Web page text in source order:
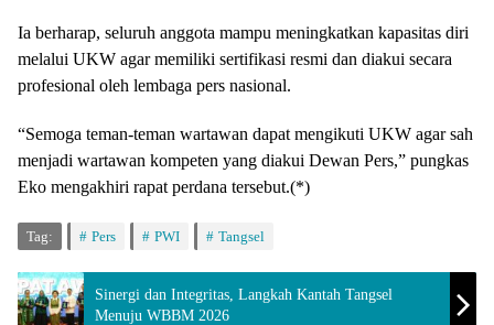
Ia berharap, seluruh anggota mampu meningkatkan kapasitas diri
melalui UKW agar memiliki sertifikasi resmi dan diakui secara
profesional oleh lembaga pers nasional.
“Semoga teman-teman wartawan dapat mengikuti UKW agar sah
menjadi wartawan kompeten yang diakui Dewan Pers,” pungkas
Eko mengakhiri rapat perdana tersebut.(*)
Tag: Pers PWI Tangsel
Sinergi dan Integritas, Langkah Kantah Tangsel
Menuju WBBM 2026